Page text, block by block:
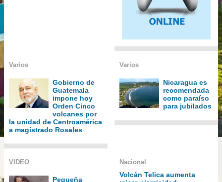
Varios
Gobierno de
Guatemala
impone hoy
Orden Cinco
volcanes por
la unidad de Centroamérica
a magistrado Rosales
Varios
Nicaragua es
recomendada
como paraíso
para jubilados
VIDEO
Pequeña
Nacional
Volcán Telica aumenta